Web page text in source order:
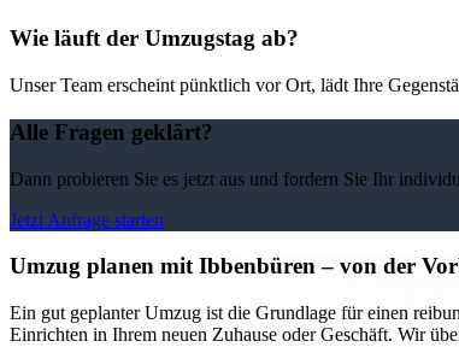
Wie läuft der Umzugstag ab?
Unser Team erscheint pünktlich vor Ort, lädt Ihre
Alle Fragen geklärt?
Dann probieren Sie es jetzt aus und fordern Sie Ihr
Jetzt Anfrage starten
Umzug planen mit Ibbenbüren – von der
Ein gut geplanter Umzug ist die Grundlage für einen
Einrichten in Ihrem neuen Zuhause oder Geschäft. Wir